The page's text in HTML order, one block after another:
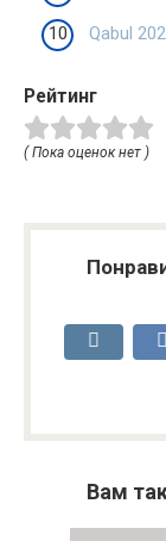
Qabul
Рейтинг
( Пока оценок нет )
Вам